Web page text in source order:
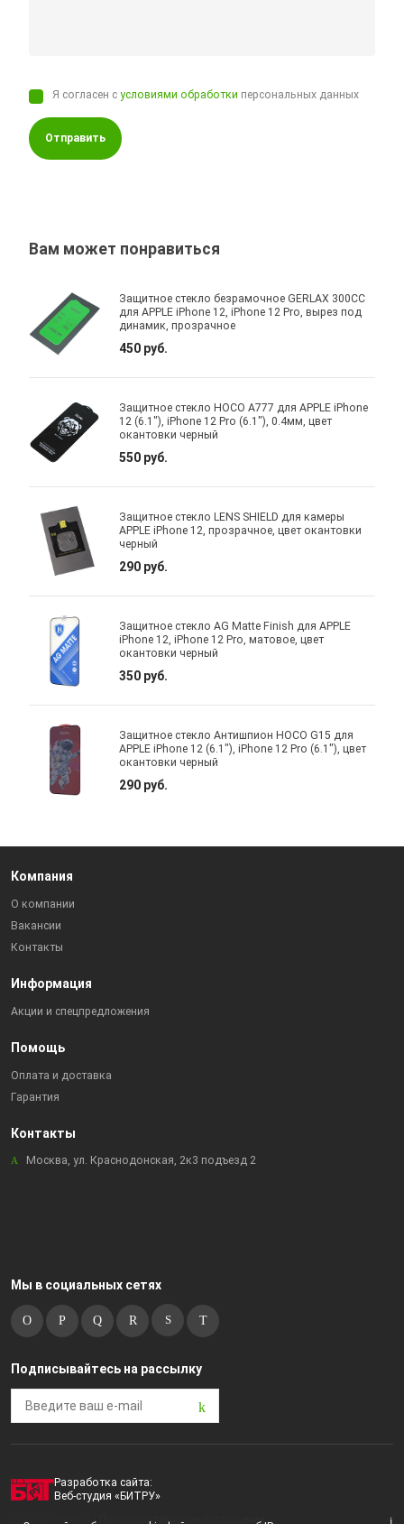
Я согласен сусловиями обработки персональных данных
Отправить
Вам может понравиться
Защитное стекло безрамочное GERLAX 300CC
для APPLE iPhone 12, iPhone 12 Pro, вырез под
динамик, прозрачное
450 руб.
Защитное стекло HOCO A777 для APPLE iPhone
12 (6.1"), iPhone 12 Pro (6.1"), 0.4мм, цвет
окантовки черный
550 руб.
Защитное стекло LENS SHIELD для камеры
APPLE iPhone 12, прозрачное, цвет окантовки
черный
290 руб.
Защитное стекло AG Matte Finish для APPLE
iPhone 12, iPhone 12 Pro, матовое, цвет
окантовки черный
350 руб.
Защитное стекло Антишпион HOCO G15 для
APPLE iPhone 12 (6.1"), iPhone 12 Pro (6.1"), цвет
окантовки черный
290 руб.
Компания
О компании
Вакансии
Контакты
Информация
Акции и спецпредложения
Помощь
Оплата и доставка
Гарантия
Контакты
Москва, ул. Краснодонская, 2к3 подъезд 2
Мы в социальных сетях
Подписывайтесь на рассылку
Разработка сайта:
Веб-студия «БИТРУ»
2023 © i-market |
Пользовательское соглашение